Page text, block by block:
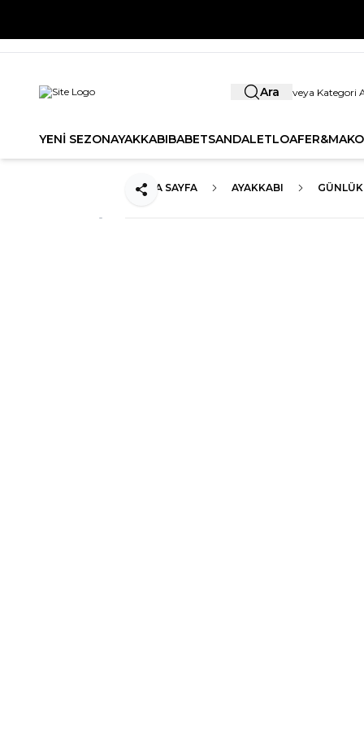
Ara
YENİ SEZONAYAKKABIBABETSANDALET
ANA SAYFA AYAKKABI
Paylaş